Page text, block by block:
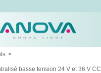
>
basse tension 24 V et 36 V CC